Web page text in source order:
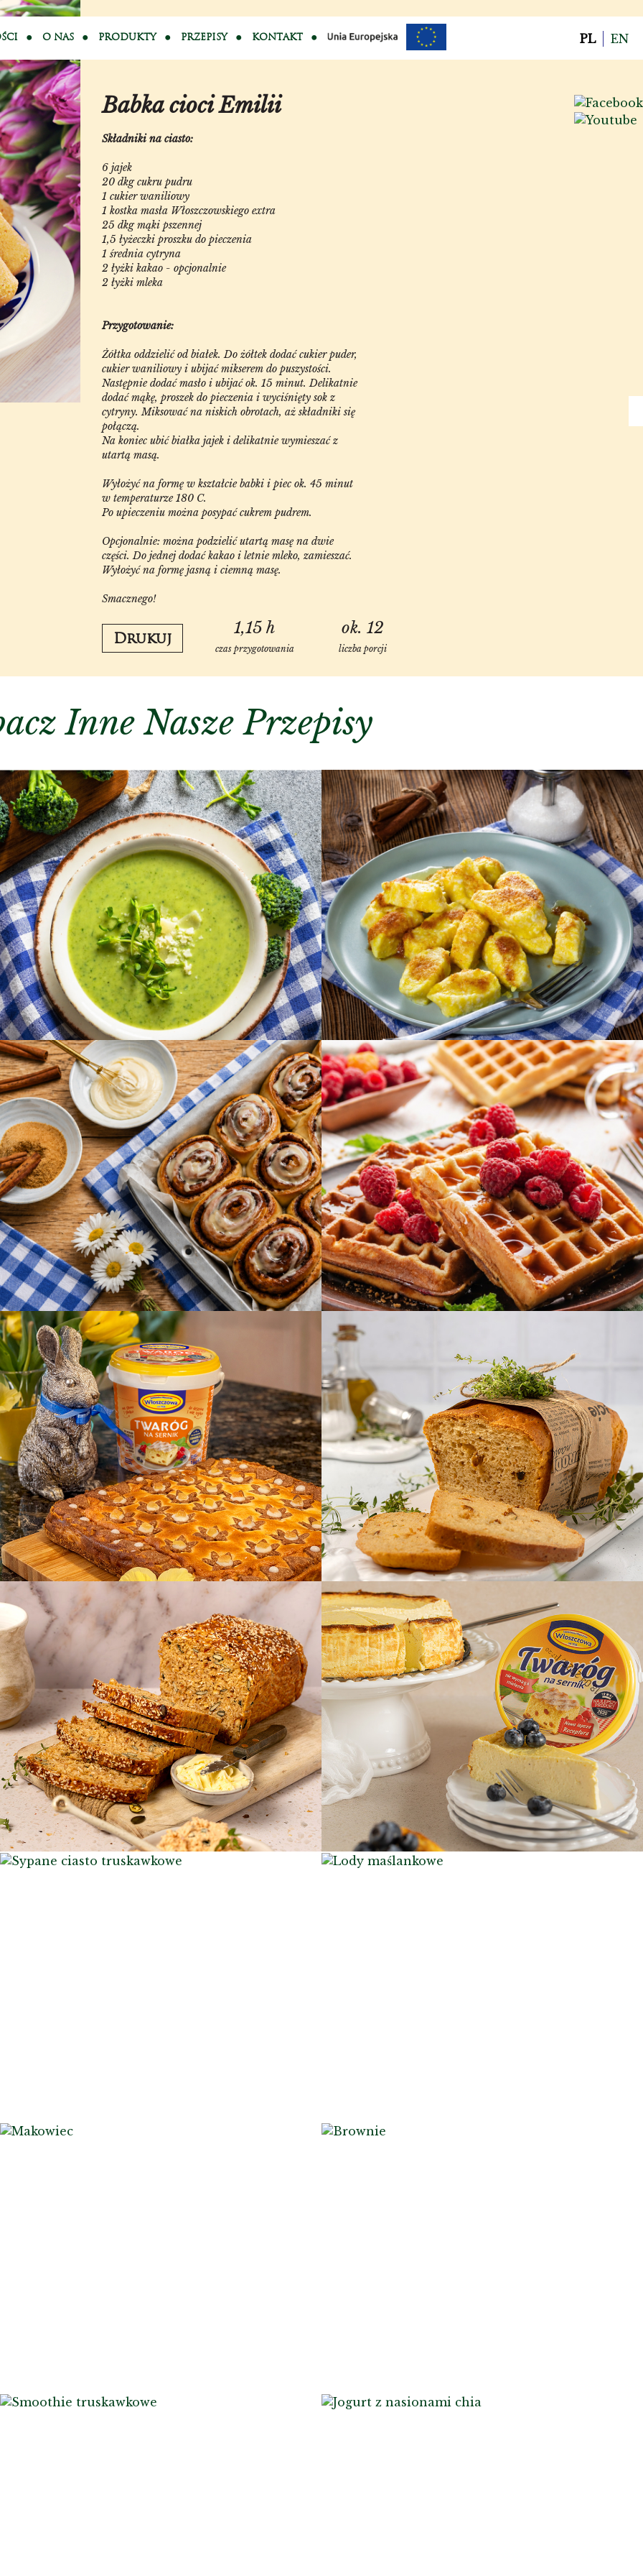
O NAS PRODUKTY PRZEPISY KONTAKT PL EN
Babka cioci Emilii
Składniki na ciasto:
6 jajek
20 dkg cukru pudru
1 cukier waniliowy
1 kostka masła Włoszczowskiego extra
25 dkg mąki pszennej
1,5 łyżeczki proszku do pieczenia
1 średnia cytryna
2 łyżki kakao - opcjonalnie
2 łyżki mleka
Przygotowanie:
Żółtka oddzielić od białek. Do żółtek dodać cukier puder,
cukier waniliowy i ubijać mikserem do puszystości.
Następnie dodać masło i ubijać ok. 15 minut. Delikatnie
dodać mąkę, proszek do pieczenia i wyciśnięty sok z
cytryny. Miksować na niskich obrotach, aż składniki się
połączą.
Na koniec ubić białka jajek i delikatnie wymieszać z
utartą masą.
Wyłożyć na formę w kształcie babki i piec ok. 45 minut
w temperaturze 180 C.
Po upieczeniu można posypać cukrem pudrem.
Opcjonalnie: można podzielić utartą masę na dwie
części. Do jednej dodać kakao i letnie mleko, zamieszać.
Wyłożyć na formę jasną i ciemną masę.
Smacznego!
Drukuj
1,15 h
czas przygotowania
ok. 12
liczba porcji
Inne Nasze Przepisy